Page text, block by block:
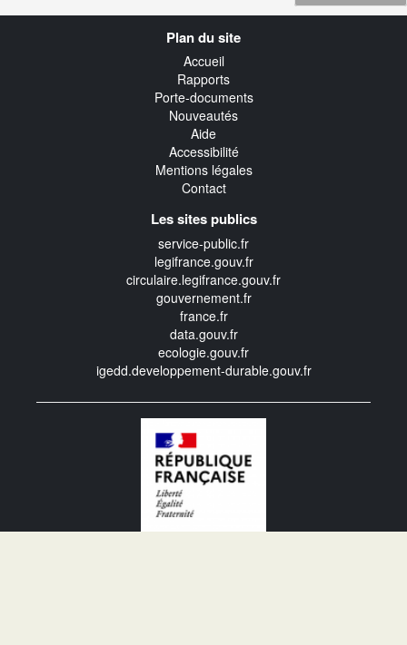
Plan du site
Accueil
Rapports
Porte-documents
Nouveautés
Aide
Accessibilité
Mentions légales
Contact
Les sites publics
service-public.fr
legifrance.gouv.fr
circulaire.legifrance.gouv.fr
gouvernement.fr
france.fr
data.gouv.fr
ecologie.gouv.fr
igedd.developpement-durable.gouv.fr